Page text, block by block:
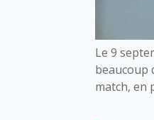
Le 9
beaucoup
match, en